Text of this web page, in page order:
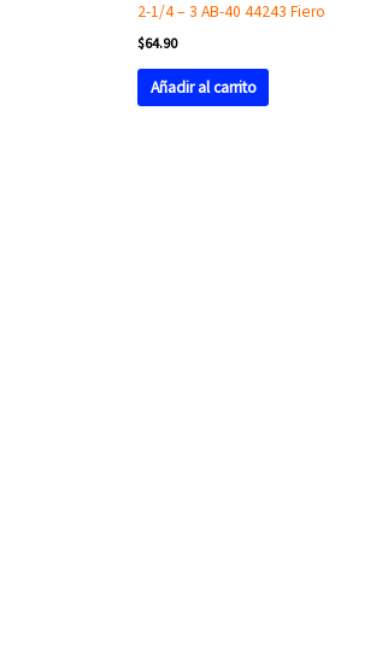
2-1/4 – 3 AB-40 44243 Fiero
$64.90
Añadir al carrito